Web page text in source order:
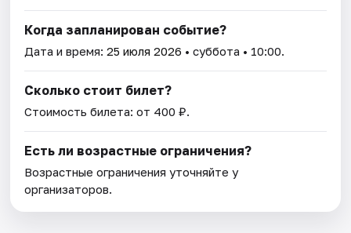
Когда запланирован событие?
Дата и время:25 июля 2026 • суббота • 10:00.
Сколько стоит билет?
Стоимость билета: от 400 ₽.
Есть ли возрастные ограничения?
Возрастные ограничения уточняйте у
организаторов.